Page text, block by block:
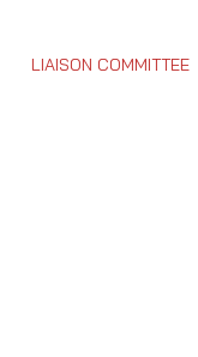
LIAISON COMMITTEE